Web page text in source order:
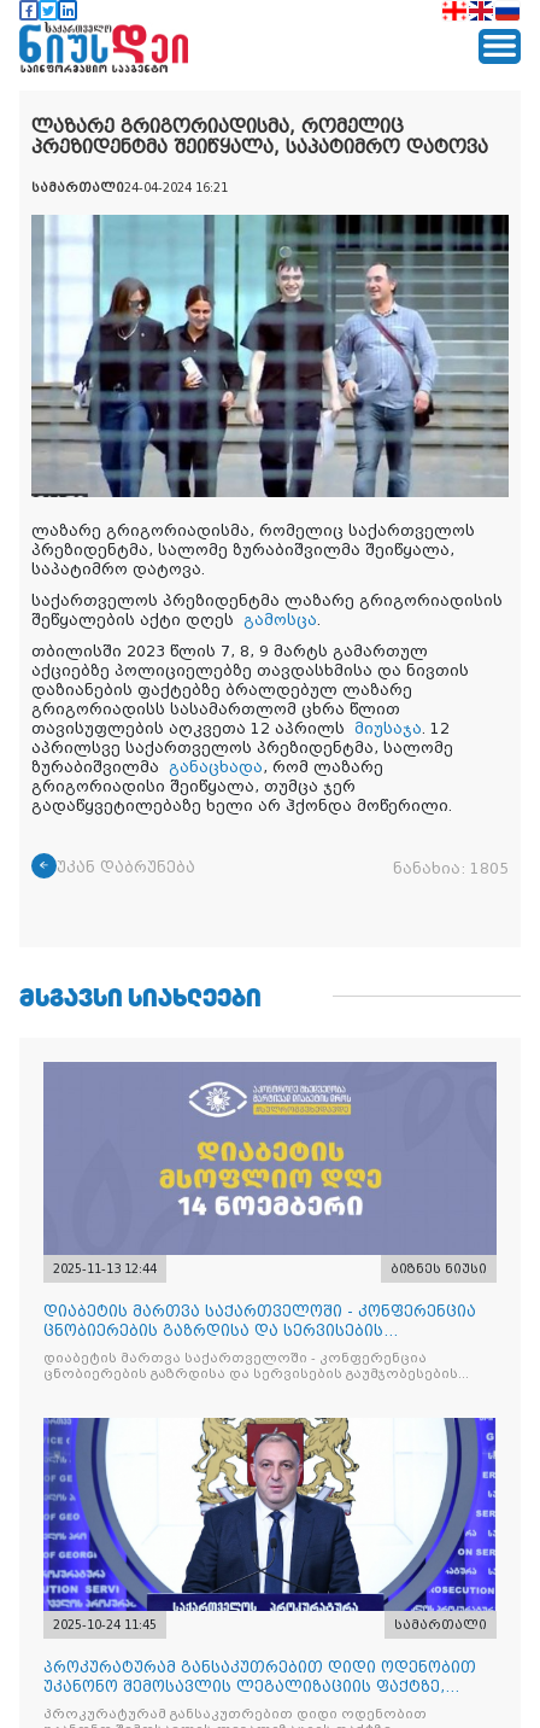
ლაზარე გრიგორიადისმა, რომელიც
პრეზიდენტმა შეიწყალა, საპატიმრო დატოვა
სამართალი24-04-2024 16:21
ლაზარე გრიგორიადისმა, რომელიც საქართველოს
პრეზიდენტმა, სალომე ზურაბიშვილმა შეიწყალა,
საპატიმრო დატოვა.
საქართველოს პრეზიდენტმა ლაზარე გრიგორიადისის
შეწყალების აქტი დღეს გამოსცა
თბილისში 2023 წლის 7, 8, 9 მარტს გამართულ
აქციებზე პოლიციელებზე თავდასხმისა და ნივთის
დაზიანების ფაქტებზე ბრალდებულ ლაზარე
გრიგორიადისს სასამართლომ ცხრა წლით
თავისუფლების აღკვეთა 12 აპრილს მიუსაჯა . 12
აპრილსვე საქართველოს პრეზიდენტმა, სალომე
ზურაბიშვილმა განაცხადა, რომ ლაზარე
გრიგორიადისი შეიწყალა, თუმცა ჯერ
გადაწყვეტილებაზე ხელი არ ჰქონდა მოწერილი.
უკან დაბრუნება ნანახია: 1805
ᲛᲡᲒᲐᲕᲡᲘ ᲡᲘᲐᲮᲚᲔᲔᲑᲘ
2025-11-13 12:44 ბიზნეს ნიუსი
დიაბეტის მართვა საქართველოში - კონფერენცია
ცნობიერების გაზრდისა და სერვისების
გაუმჯობესების მიზნით
დიაბეტის მართვა საქართველოში - კონფერენცია
ცნობიერების გაზრდისა და სერვისების გაუმჯობესების
2025-10-24 11:45 სამართალი
პროკურატურამ განსაკუთრებით დიდი ოდენობით
უკანონო შემოსავლის ლეგალიზაციის ფაქტზე,
საქართველოს ყოფილ პ
პროკურატურამ განსაკუთრებით დიდი ოდენობით